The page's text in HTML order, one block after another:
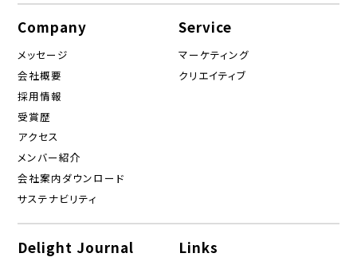
Company
メッセージ
会社概要
採用情報
受賞歴
アクセス
メンバー紹介
会社案内ダウンロード
サステナビリティ
Service
マーケティング
クリエイティブ
Delight Journal Links